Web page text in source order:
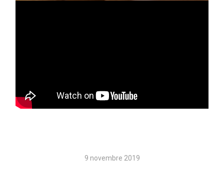
9 novembre 2019